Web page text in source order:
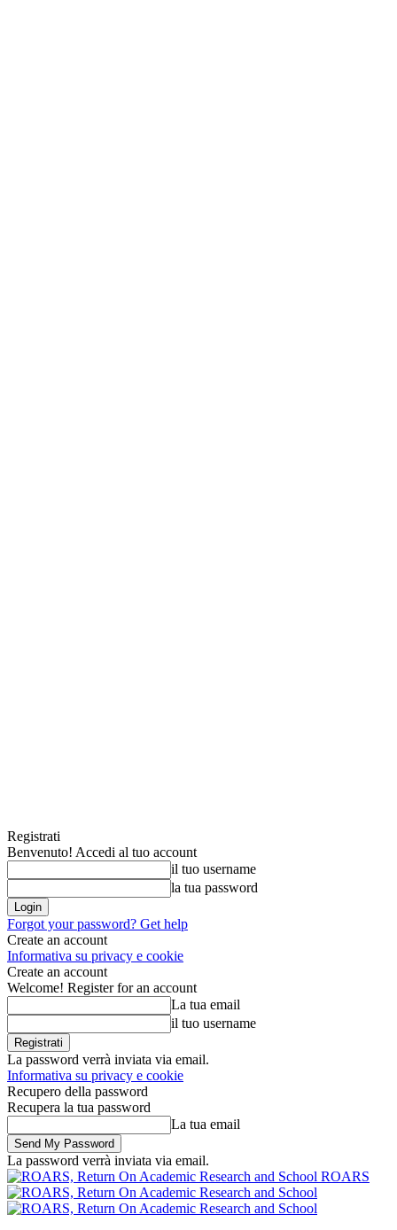
Registrati
Benvenuto! Accedi al tuo account
il tuo username
la tua password
Forgot your password? Get help
Create an account
Informativa su privacy e cookie
Create an account
Welcome! Register for an account
La tua email
il tuo username
La password verrà inviata via email.
Informativa su privacy e cookie
Recupero della password
Recupera la tua password
La tua email
La password verrà inviata via email.
ROARS